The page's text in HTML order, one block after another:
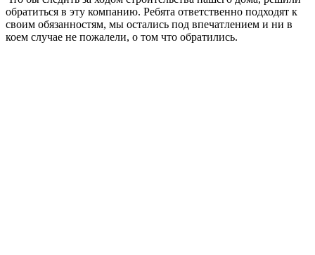
обратиться в эту компанию. Ребята ответственно подходят к
своим обязанностям, мы остались под впечатлением и ни в
коем случае не пожалели, о том что обратились.